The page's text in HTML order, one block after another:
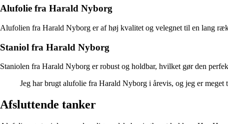
Alufolie fra Harald Nyborg
Alufolien fra Harald Nyborg er af høj kvalitet og velegnet til en lang
Staniol fra Harald Nyborg
Staniolen fra Harald Nyborg er robust og holdbar, hvilket gør den
Jeg har brugt alufolie fra Harald Nyborg i årevis, og jeg er
Afsluttende tanker